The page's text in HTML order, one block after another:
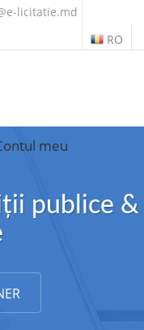
licitatie.md
RO
meu
publice &